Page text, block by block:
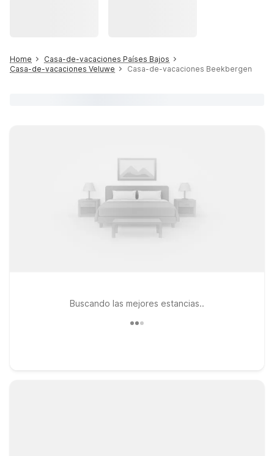
Home
Casa-de-vacaciones Países Bajos
Casa-de-vacaciones Veluwe
Casa-de-vacaciones Beekbergen
Buscando las mejores estancias..